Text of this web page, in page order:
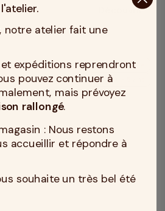
Découvrir
Mousse
Garantie 5 ans
notre atelier fait une
expéditions reprendront
pouvez continuer à
mais prévoyez
rallongé.
: Nous restons
accueillir et répondre à
souhaite un très bel été